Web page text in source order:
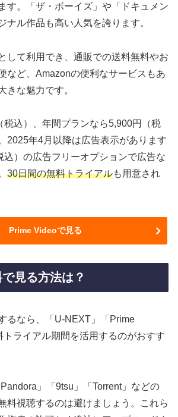
す。「ザ・ボーイズ」や「ドキュメン
ナル作品も高い人気を誇ります。
して利用でき、通販での送料無料やお
など、Amazonの便利なサービスもあ
きな魅力です。
税込）、年間プランなら5,900円（税
2025年4月以降は広告表示があります
込）の広告フリーオプションで広告な
30日間の無料トライアルも用意され
Prime Videoで見る
見る方法は？
るなら、「U-NEXT」「Prime
ライアル期間を活用するのがおすす
」「9tsu」「Torrent」などの
料視聴するのは避けましょう。これら